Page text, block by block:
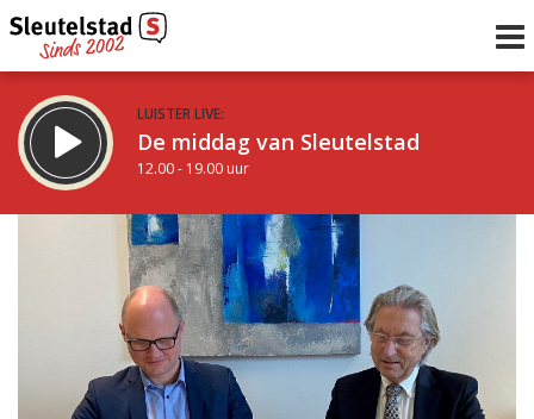
LUISTER LIVE:
De middag van Sleutelstad
12.00 - 19.00 uur
De avond van Sleutelstad
19.00 - 22.00 uur
uur 1 van 0 Volgend uur